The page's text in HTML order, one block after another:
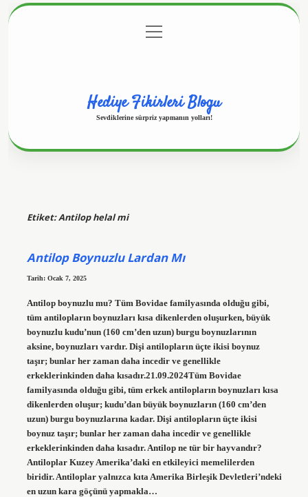
Gizlilik Politikası
menüyü
aç
Hediye Fikirleri Blogu
Sevdiklerine sürpriz yapmanın yolları!
Etiket:Antilop helal mi
Antilop Boynuzlu Lardan Mı
Tarih: Ocak 7, 2025
Antilop boynuzlu mu? Tüm Bovidae familyasında olduğu gibi,
tüm antilopların boynuzları kısa dikenlerden oluşurken, büyük
boynuzlu kudu’nun (160 cm’den uzun) burgu boynuzlarının
aksine, boynuzları vardır. Dişi antilopların üçte ikisi boynuz
taşır; bunlar her zaman daha incedir ve genellikle
erkeklerinkinden daha kısadır.21.09.2024Tüm Bovidae
familyasında olduğu gibi, tüm erkek antilopların boynuzları kısa
dikenlerden oluşur; kudu’dan büyük boynuzların (160 cm’den
uzun) burgu boynuzlarına kadar. Dişi antilopların üçte ikisi
boynuz taşır; bunlar her zaman daha incedir ve genellikle
erkeklerinkinden daha kısadır. Antilop ne tür bir hayvandır?
Antiloplar Kuzey Amerika’daki en etkileyici memelilerden
biridir. Antiloplar yalnızca kıta Amerika Birleşik Devletleri’ndeki
en uzun kara göçünü yapmakla…